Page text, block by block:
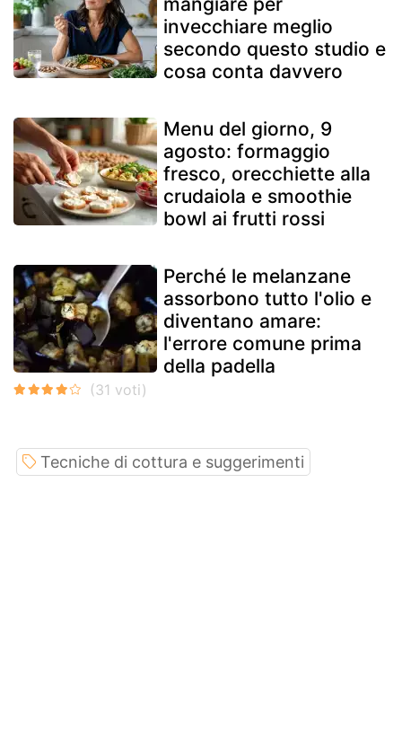
invecchiare meglio
secondo questo studio e
cosa conta davvero
Menu del giorno, 9
agosto: formaggio
fresco, orecchiette alla
crudaiola e smoothie
bowl ai frutti rossi
Perché le melanzane
assorbono tutto l'olio e
diventano amare:
l'errore comune prima
della padella
Tecniche di cottura e suggerimenti